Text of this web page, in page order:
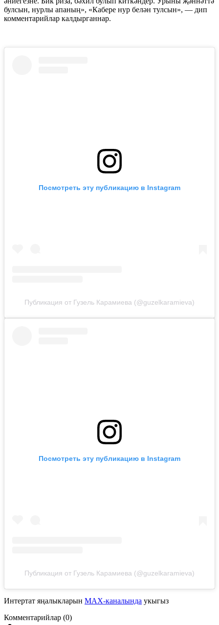
булсын, нурлы апаның», «Кабере нур белән тулсын», — дип
комментарийлар калдырганнар.
Посмотреть эту публикацию в Instagram
Публикация от Гузель Карамиева (@guzelkaramieva)
Посмотреть эту публикацию в Instagram
Публикация от Гузель Карамиева (@guzelkaramieva)
Интертат яңалыкларын MAX-каналында укыгыз
Комментарийлар (0)